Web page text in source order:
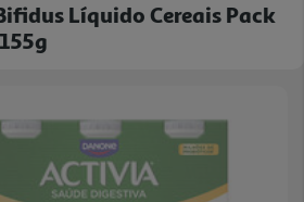
Líquido Cereais Pack